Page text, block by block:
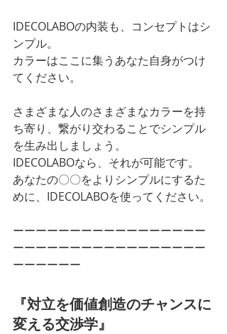
IDECOLABOの内装も、コンセプトはシ
ンプル。
カラーはここに集うあなた自身がつけ
てください。
さまざまな人のさまざまなカラーを持
ち寄り、繋がり交わることでシンプル
を生み出しましょう。
IDECOLABOなら、それが可能です。
あなたの〇〇をよりシンプルにするた
めに、IDECOLABOを使ってください。
ーーーーーーーーーーーーーーーーー
ーーーーーーーーーーーーーーーーー
ーーーーーー
『対立を価値創造のチャンスに
変える交渉学』